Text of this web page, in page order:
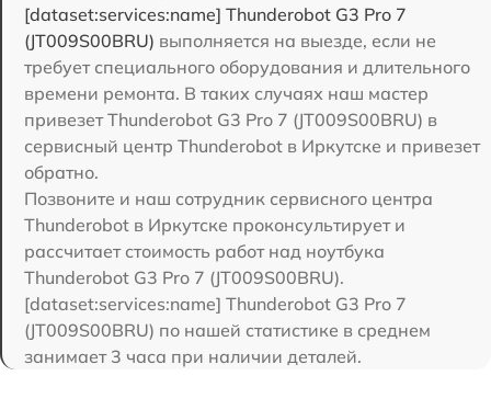
[dataset:services:name] Thunderobot G3 Pro 7
(JT009S00BRU) выполняется на выезде, если не
требует специального оборудования и длительного
времени ремонта. В таких случаях наш мастер
привезет Thunderobot G3 Pro 7 (JT009S00BRU) в
сервисный центр Thunderobot в Иркутске и привезет
обратно.
Позвоните и наш сотрудник сервисного центра
Thunderobot в Иркутске проконсультирует и
рассчитает стоимость работ над ноутбука
Thunderobot G3 Pro 7 (JT009S00BRU).
[dataset:services:name] Thunderobot G3 Pro 7
(JT009S00BRU) по нашей статистике в среднем
занимает 3 часа при наличии деталей.